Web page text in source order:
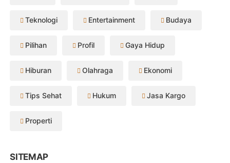
Teknologi Entertainment Budaya
Pilihan Profil Gaya Hidup
Hiburan Olahraga Ekonomi
Tips Sehat Hukum Jasa Kargo
Properti
SITEMAP